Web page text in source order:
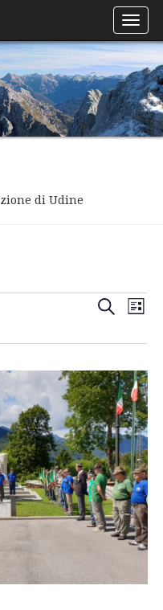
di Udine
viste
Cerca
Lista